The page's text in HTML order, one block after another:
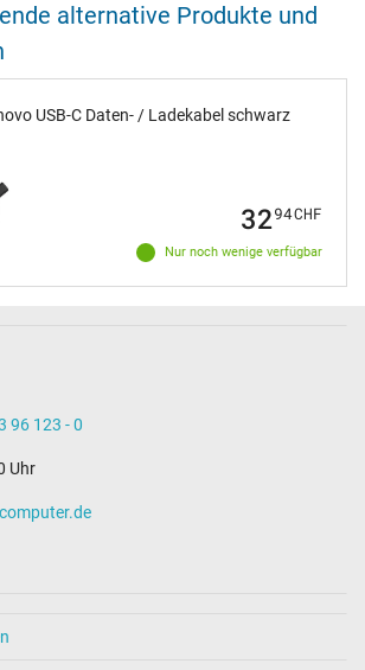
(m) (ca.)
29 mm
Mark
alternative Produkte und
USB-C Daten- / Ladekabel schwarz
Nur noch wenige verfügbar
3294CHF
96 123 - 0
Uhr